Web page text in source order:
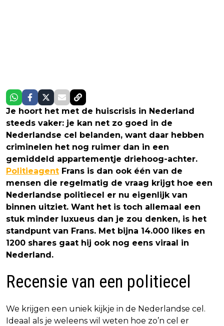
Je hoort het met de huiscrisis in Nederland
steeds vaker: je kan net zo goed in de
Nederlandse cel belanden, want daar hebben
criminelen het nog ruimer dan in een
gemiddeld appartementje driehoog-achter.
Politieagent Frans is dan ook één van de
mensen die regelmatig de vraag krijgt hoe een
Nederlandse politiecel er nu eigenlijk van
binnen uitziet. Want het is toch allemaal een
stuk minder luxueus dan je zou denken, is het
standpunt van Frans. Met bijna 14.000 likes en
1200 shares gaat hij ook nog eens viraal in
Nederland.
Recensie van een politiecel
We krijgen een uniek kijkje in de Nederlandse cel.
Ideaal als je weleens wil weten hoe zo’n cel er